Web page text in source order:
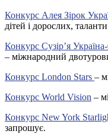
Конкурс Алея Зірок
дітей і дорослих,
Конкурс Сузір’я
– міжнародний
Конкурс London Stars –
Конкурс World Vision –
Конкурс New York
запрошує.